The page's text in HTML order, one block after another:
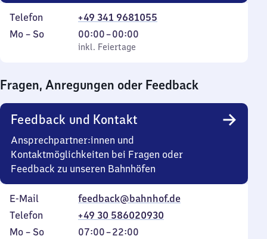
Telefon
+49 341 9681055
Montag
Mo – So,
inkl. Feiertage
00:00–00:00
Von
0
0
Uhr
inkl. Feiertage
Fragen, Anregungen oder Feedback
Feedback und Kontakt
Ansprechpartner:innen und
Kontaktmöglichkeiten bei Fragen oder
Feedback zu unseren Bahnhöfen
E-Mail
feedback@bahnhof.de
Telefon
+49 30 586020930
Montag
Mo – So,
07:00–22:00
Von